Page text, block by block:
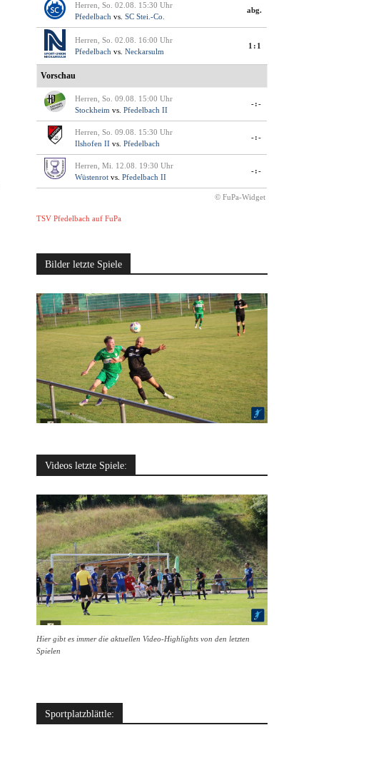
Herren, So. 02.08. 15:30 Uhr
Pfedelbach vs. SC Stei.-Co.
abg.
Herren, So. 02.08. 16:00 Uhr
Pfedelbach vs. Neckarsulm
1:1
Vorschau
Herren, So. 09.08. 15:00 Uhr
Stockheim vs. Pfedelbach II
-:-
Herren, So. 09.08. 15:30 Uhr
Ilshofen II vs. Pfedelbach
-:-
Herren, Mi. 12.08. 19:30 Uhr
Wüstenrot vs. Pfedelbach II
-:-
© FuPa-Widget
TSV Pfedelbach auf FuPa
Bilder letzte Spiele
Videos letzte Spiele:
Hier gibt es immer die aktuellen Video-Highlights von den letzten
Spielen
Sportplatzblättle: